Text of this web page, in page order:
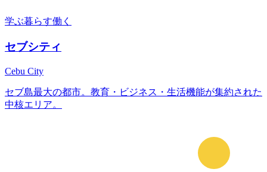
学ぶ暮らす働く
セブシティ
Cebu City
セブ島最大の都市。教育・ビジネス・生活機能が集約された
中核エリア。